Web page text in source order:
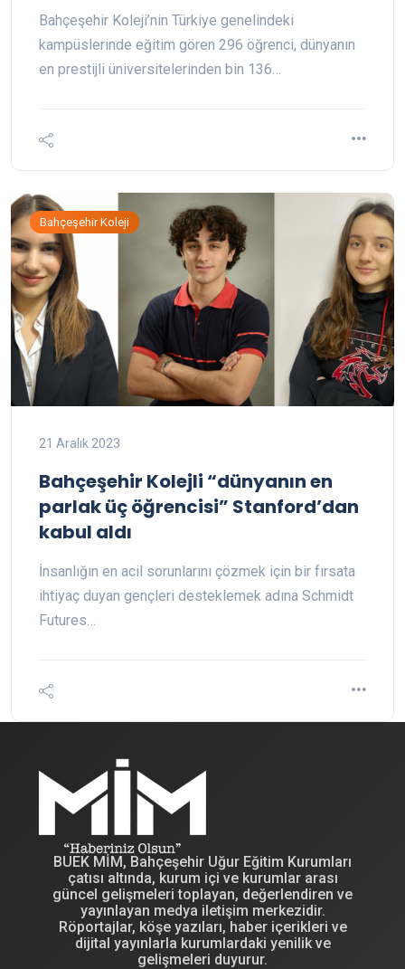
Bahçeşehir Koleji’nin Türkiye genelindeki
kampüslerinde eğitim gören 296 öğrenci, dünyanın
en prestijli üniversitelerinden bin 136…
Bahçeşehir Koleji
21 Aralık 2023
Bahçeşehir Kolejli “dünyanın en
parlak üç öğrencisi” Stanford’dan
kabul aldı
İnsanlığın en acil sorunlarını çözmek için bir fırsata
ihtiyaç duyan gençleri desteklemek adına Schmidt
Futures…
BUEK MİM, Bahçeşehir Uğur Eğitim Kurumları
çatısı altında, kurum içi ve kurumlar arası
güncel gelişmeleri toplayan, değerlendiren ve
yayınlayan medya iletişim merkezidir.
Röportajlar, köşe yazıları, haber içerikleri ve
dijital yayınlarla kurumlardaki yenilik ve
gelişmeleri duyurur.